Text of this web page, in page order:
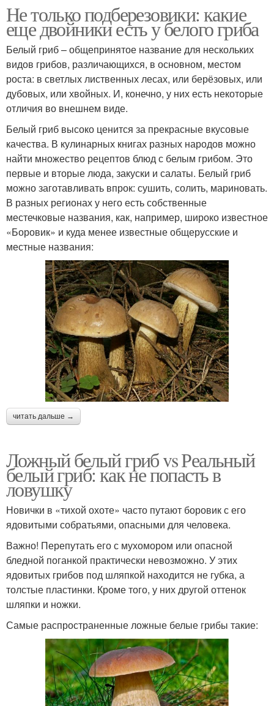
Не только подберезовики: какие
еще двойники есть у белого гриба
Белый гриб – общепринятое название для нескольких
видов грибов, различающихся, в основном, местом
роста: в светлых лиственных лесах, или берёзовых, или
дубовых, или хвойных. И, конечно, у них есть некоторые
отличия во внешнем виде.
Белый гриб высоко ценится за прекрасные вкусовые
качества. В кулинарных книгах разных народов можно
найти множество рецептов блюд с белым грибом. Это
первые и вторые люда, закуски и салаты. Белый гриб
можно заготавливать впрок: сушить, солить, мариновать.
В разных регионах у него есть собственные
местечковые названия, как, например, широко известное
«Боровик» и куда менее известные общерусские и
местные названия:
читать дальше →
Ложный белый гриб vs Реальный
белый гриб: как не попасть в
ловушку
Новички в «тихой охоте» часто путают боровик с его
ядовитыми собратьями, опасными для человека.
Важно! Перепутать его с мухомором или опасной
бледной поганкой практически невозможно. У этих
ядовитых грибов под шляпкой находится не губка, а
толстые пластинки. Кроме того, у них другой оттенок
шляпки и ножки.
Самые распространенные ложные белые грибы такие: